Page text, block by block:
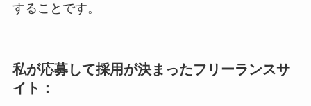
することです。
私が応募して採用が決まったフリーランスサ
イト：